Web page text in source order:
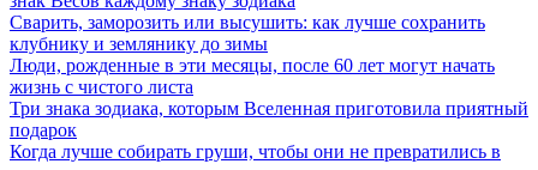
Сварить, заморозить или высушить: как лучше сохранить
клубнику и землянику до зимы
Люди, рожденные в эти месяцы, после 60 лет могут начать
жизнь с чистого листа
Три знака зодиака, которым Вселенная приготовила приятный
подарок
Когда лучше собирать груши, чтобы они не превратились в